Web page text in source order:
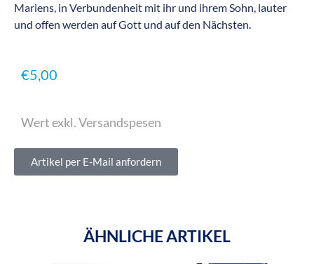
Mariens, in Verbundenheit mit ihr und ihrem Sohn, lauter
und offen werden auf Gott und auf den Nächsten.
€5,00
Wert exkl. Versandspesen
Artikel per E-Mail anfordern
ÄHNLICHE ARTIKEL